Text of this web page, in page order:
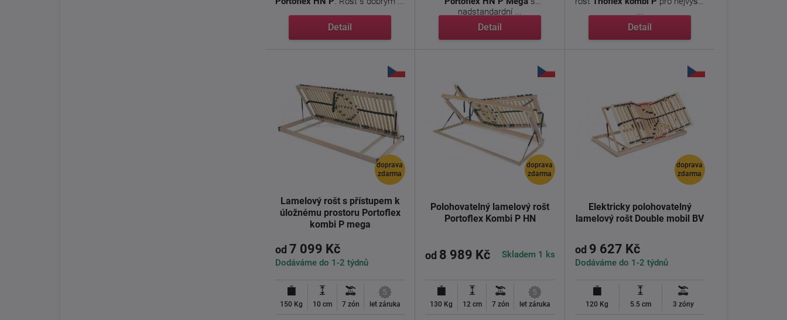
Detail
nadstandardní ...
Detail
...
Detail
doprava
zdarma
Lamelový rošt s přístupem k
úložnému prostoru Portoflex
kombi P mega
od 7 099 Kč
Dodáváme do 1-2 týdnů
150 Kg 10 cm 7 zón
5
let záruka
doprava
zdarma
Polohovatelný lamelový rošt
Portoflex Kombi P HN
od 8 989 Kč Skladem 1 ks
130 Kg 12 cm 7 zón
5
let záruka
doprava
zdarma
Elektricky polohovatelný
lamelový rošt Double mobil BV
od 9 627 Kč
Dodáváme do 1-2 týdnů
120 Kg 5.5 cm 3 zóny